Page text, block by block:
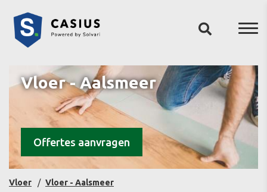
Vloer - Aalsmeer
Offertes aanvragen
Vloer Vloer - Aalsmeer